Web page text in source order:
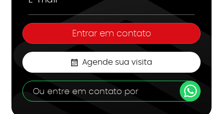
Agende sua visita
Ou entre em contato por